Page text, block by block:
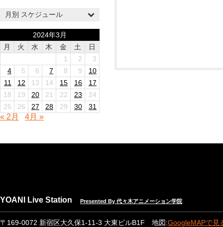
月別 スケジュール
2024年3月
月
火 水 木 金 土
日
1
2
3
4
5 6 7 8 9
10
11
12 13 14 15 16
17
18
19 20 21 22 23
24
25
26 27 28 29 30 31
« 2月 4月 »
YOANI Live Station Presented By 代々木アニメーション学院
〒169-0072 新宿区大久保1-11-3 大東ビルB1F 地図:GoogleMAPで見